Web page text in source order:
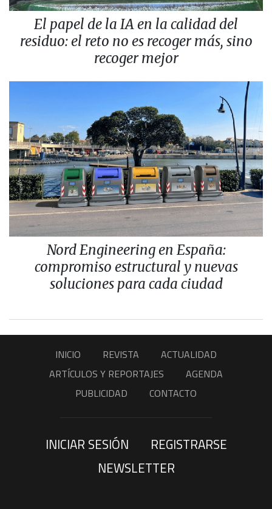
El papel de la IA en la calidad del
residuo: el reto no es recoger más, sino
recoger mejor
Nord Engineering en España:
compromiso estructural y nuevas
soluciones para cada ciudad
INICIO REVISTA
ACTUALIDAD
ARTÍCULOS Y REPORTAJES
AGENDA
PUBLICIDAD
CONTACTO
INICIAR SESIÓN
REGISTRARSE
NEWSLETTER